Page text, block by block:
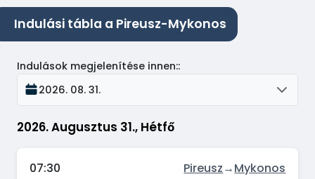
Indulási tábla a Pireusz-Mykonos
2026. Augusztus 31., Hétfő
Indulások megjelenítése innen::
2026. 08. 31.
07:30 Pireusz→Mykonos